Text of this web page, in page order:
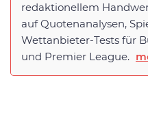
redaktionellem
auf Quotenanalysen,
Wettanbieter-Tests für
und Premier League.